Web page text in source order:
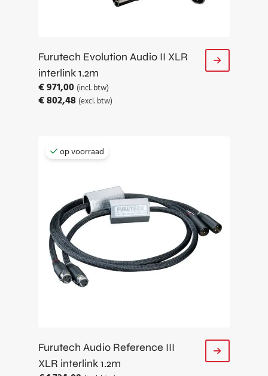
Furutech Evolution Audio II XLR
interlink 1.2m
€971,00 (incl. btw)
€802,48 (excl. btw)
op voorraad
Furutech Audio Reference III
XLR interlink 1.2m